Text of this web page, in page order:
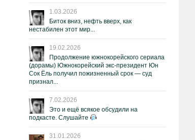
1.03.2026
Биток вниз, нефть вверх, как
нестабилен этот мир...
19.02.2026
Продолжение южнокорейского сериала
(дорамы) Южнокорейский экс-президент Юн
Сок Ёль получил пожизненный срок — суд
признал...
7.02.2026
Это и ещё всякое обсудили на
подкасте. Слушайте
31.01.2026